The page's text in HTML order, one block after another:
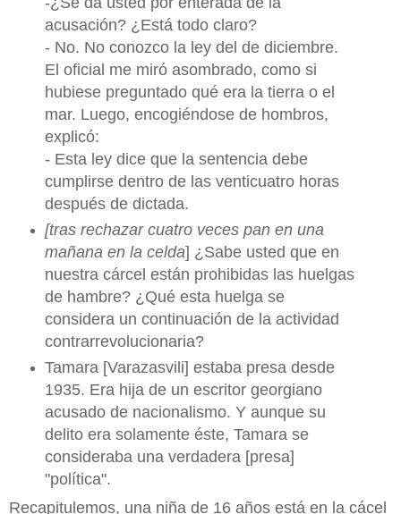
acusación? ¿Está todo claro?
- No. No conozco la ley del de diciembre.
El oficial me miró asombrado, como si
hubiese preguntado qué era la tierra o el
mar. Luego, encogiéndose de hombros,
explicó:
- Esta ley dice que la sentencia debe
cumplirse dentro de las venticuatro horas
después de dictada.
[tras rechazar cuatro veces pan en una
mañana en la celda] ¿Sabe usted que en
nuestra cárcel están prohibidas las huelgas
de hambre? ¿Qué esta huelga se
considera un continuación de la actividad
contrarrevolucionaria?
Tamara [Varazasvili] estaba presa desde
1935. Era hija de un escritor georgiano
acusado de nacionalismo. Y aunque su
delito era solamente éste, Tamara se
consideraba una verdadera [presa]
"política".
Recapitulemos, una niña de 16 años está en la cácel